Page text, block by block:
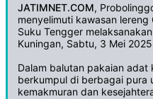
JATIMNET.COM,
menyelimuti kawasan lereng
Suku Tengger
Kuningan, Sabtu, 3 Mei
‎Dalam balutan pakaian adat
berkumpul di berbagai pura
kemakmuran dan